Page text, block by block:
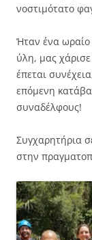
νοστιμότατο
Ήταν ένα
ύλη, μας χάρισε
έπεται
επόμενη
συναδέλφους!
Συγχαρητήρια
στην